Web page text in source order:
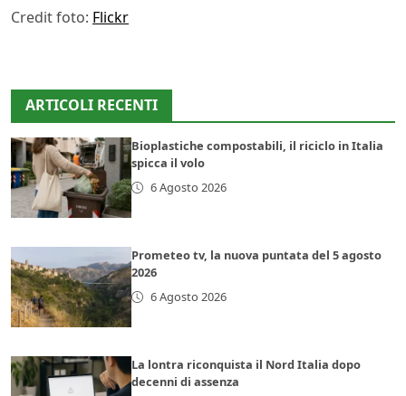
Credit foto: Flickr
ARTICOLI RECENTI
Bioplastiche compostabili, il riciclo in Italia
spicca il volo
6 Agosto 2026
Prometeo tv, la nuova puntata del 5 agosto
2026
6 Agosto 2026
La lontra riconquista il Nord Italia dopo
decenni di assenza